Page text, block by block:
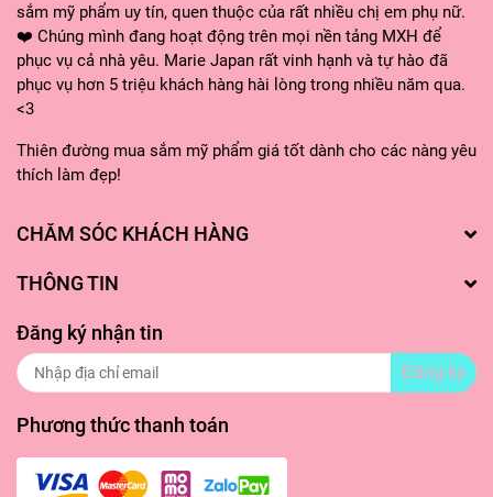
#kemduongeveline #evelineextrasoft #kemduongam
#kemduongbody #kemduongdamat #myphambaolan
#myphamnhatban #hangnhatgiatot
#mariejapanhangnhat
sắm mỹ phẩm uy tín, quen thuộc của rất nhiều chị em phụ nữ.
❤️ Chúng mình đang hoạt động trên mọi nền tảng MXH để
phục vụ cả nhà yêu. Marie Japan rất vinh hạnh và tự hào đã
phục vụ hơn 5 triệu khách hàng hài lòng trong nhiều năm qua.
<3
Thiên đường mua sắm mỹ phẩm giá tốt dành cho các nàng yêu
thích làm đẹp!
CHĂM SÓC KHÁCH HÀNG
THÔNG TIN
Đăng ký nhận tin
Đăng ký
Phương thức thanh toán